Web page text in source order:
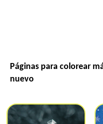
Páginas para colorear
nuevo